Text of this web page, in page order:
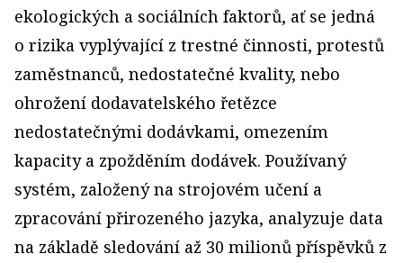
ekologických a sociálních faktorů, ať se jedná
o rizika vyplývající z trestné činnosti, protestů
zaměstnanců, nedostatečné kvality, nebo
ohrožení dodavatelského řetězce
nedostatečnými dodávkami, omezením
kapacity a zpožděním dodávek. Používaný
systém, založený na strojovém učení a
zpracování přirozeného jazyka, analyzuje data
na základě sledování až 30 milionů příspěvků z